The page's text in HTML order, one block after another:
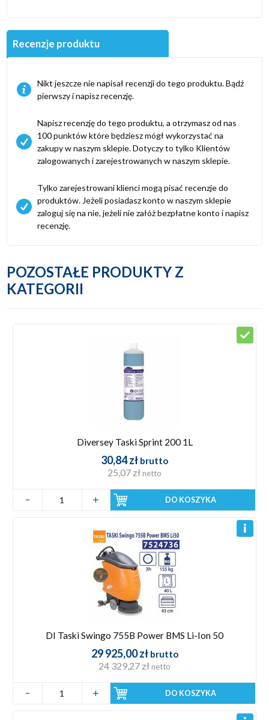
Recenzje produktu
Nikt jeszcze nie napisał recenzji do tego produktu. Bądź
pierwszy i napisz recenzję.
Napisz recenzję do tego produktu, a otrzymasz od nas
100 punktów które będziesz mógł wykorzystać na
zakupy w naszym sklepie. Dotyczy to tylko Klientów
zalogowanych i zarejestrowanych w naszym sklepie.
Tylko zarejestrowani klienci mogą pisać recenzje do
produktów. Jeżeli posiadasz konto w naszym sklepie
zaloguj się na nie, jeżeli nie załóż bezpłatne konto i napisz
recenzję.
POZOSTAŁE PRODUKTY Z
KATEGORII
Diversey Taski Sprint 200 1L
30,84 zł brutto
25,07 zł netto
DO KOSZYKA
DI Taski Swingo 755B Power BMS Li-Ion 50
29 925,00 zł brutto
24 329,27 zł netto
DO KOSZYKA